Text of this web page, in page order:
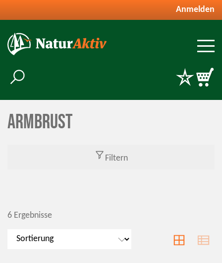
Anmelden
Armbrust
Filtern
6 Ergebnisse